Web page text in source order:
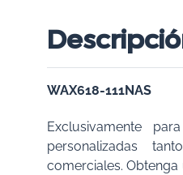
WAX618-111NAS
Exclusivamente
personalizadas
comerciales.